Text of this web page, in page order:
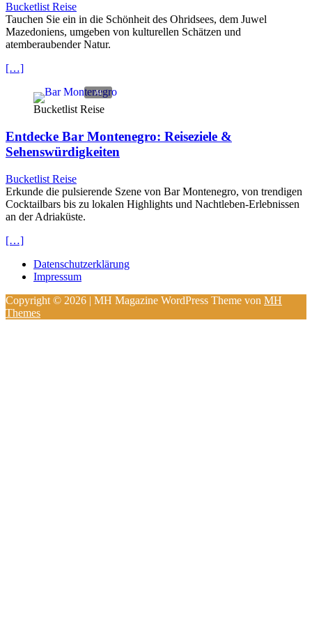
Bucketlist Reise
Tauchen Sie ein in die Schönheit des Ohridsees, dem Juwel
Mazedoniens, umgeben von kulturellen Schätzen und
atemberaubender Natur.
[…]
Bucketlist Reise
Entdecke Bar Montenegro: Reiseziele &
Sehenswürdigkeiten
Bucketlist Reise
Erkunde die pulsierende Szene von Bar Montenegro, von trendigen
Cocktailbars bis zu lokalen Highlights und Nachtleben-Erlebnissen
an der Adriaküste.
[…]
Datenschutzerklärung
Impressum
Copyright © 2026 | MH Magazine WordPress Theme von MH
Themes